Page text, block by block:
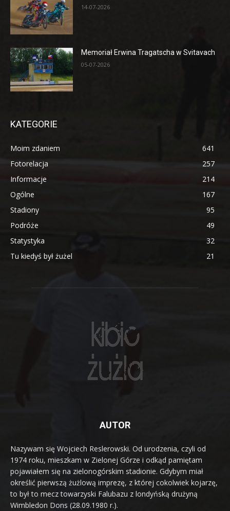
14-07-2026
Memoriał Erwina Tragatscha w Svitavach
05-07-2026
KATEGORIE
Moim zdaniem
641
Fotorelacja
257
Informacje
214
Ogólne
167
Stadiony
95
Podróże
49
Statystyka
32
Tu kiedyś był żużel
21
AUTOR
Nazywam się Wojciech Reslerowski. Od urodzenia, czyli od
1974 roku, mieszkam w Zielonej Górze i odkąd pamiętam
pojawiałem się na zielonogórskim stadionie. Gdybym miał
określić pierwszą żużlową imprezę, z której cokolwiek kojarzę,
to był to mecz towarzyski Falubazu z londyńską drużyną
Wimbledon Dons (28.09.1980 r.).